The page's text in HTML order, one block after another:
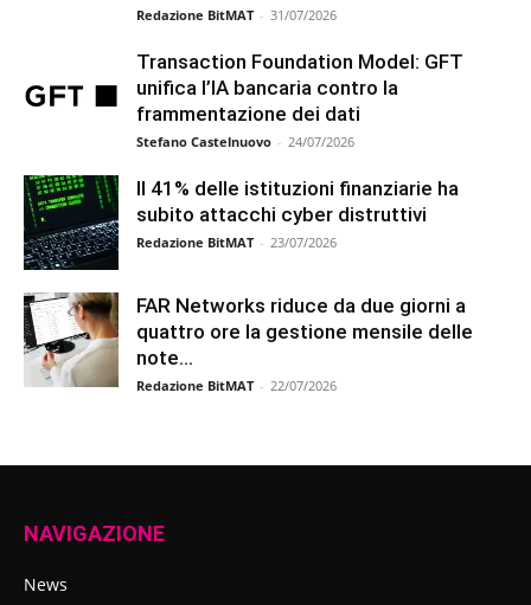
Redazione BitMAT - 31/07/2026
Transaction Foundation Model: GFT
unifica l’IA bancaria contro la
frammentazione dei dati
Stefano Castelnuovo - 24/07/2026
Il 41% delle istituzioni finanziarie ha
subito attacchi cyber distruttivi
Redazione BitMAT - 23/07/2026
FAR Networks riduce da due giorni a
quattro ore la gestione mensile delle
note...
Redazione BitMAT - 22/07/2026
NAVIGAZIONE
News